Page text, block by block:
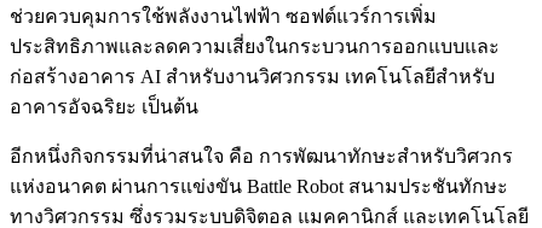
ช่วยควบคุมการใช้พลังงานไฟฟ้า ซอฟต์แวร์การเพิ่ม
ประสิทธิภาพและลดความเสี่ยงในกระบวนการออกแบบและ
ก่อสร้างอาคาร AI สำหรับงานวิศวกรรม เทคโนโลยีสำหรับ
อาคารอัจฉริยะ เป็นต้น
อีกหนึ่งกิจกรรมที่น่าสนใจ คือ การพัฒนาทักษะสำหรับวิศวกร
แห่งอนาคต ผ่านการแข่งขัน Battle Robot สนามประชันทักษะ
ทางวิศวกรรม ซึ่งรวมระบบดิจิตอล แมคคานิกส์ และเทคโนโลยี